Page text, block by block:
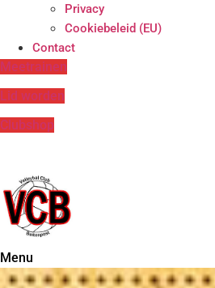
Privacy
Cookiebeleid (EU)
Contact
Meetrainen
Lid worden
Clubshop
Menu